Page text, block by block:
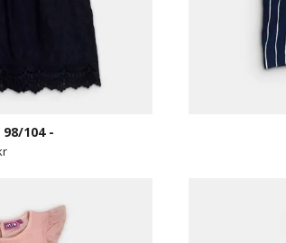
98/104 -